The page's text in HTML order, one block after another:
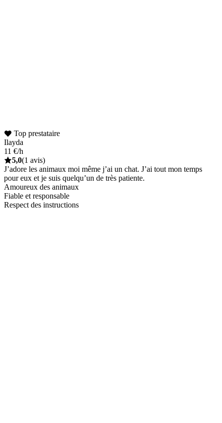
Top prestataire
Ilayda
11 €/h
5,0(1 avis)
J’adore les animaux moi même j’ai un chat. J’ai tout mon temps
pour eux et je suis quelqu’un de très patiente.
Amoureux des animaux
Fiable et responsable
Respect des instructions